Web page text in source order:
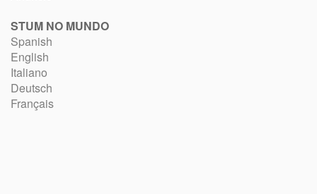
STUM NO MUNDO
Spanish
English
Italiano
Deutsch
Français